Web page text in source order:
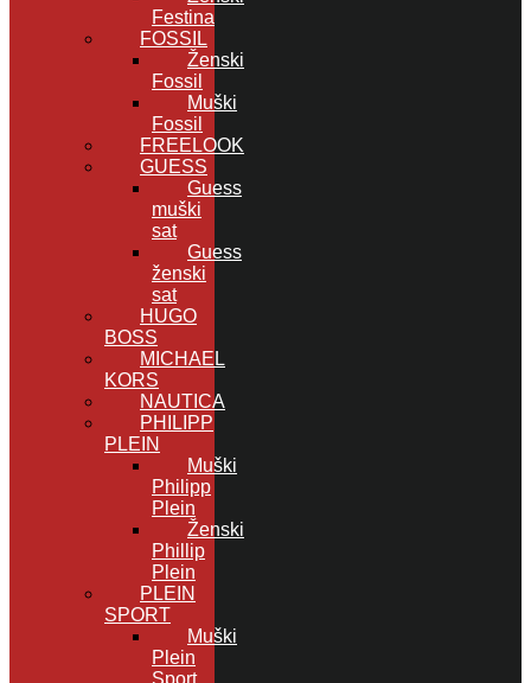
Festina
FOSSIL
Ženski
Fossil
Muški
Fossil
FREELOOK
GUESS
Guess
muški
sat
Guess
ženski
sat
HUGO
BOSS
MICHAEL
KORS
NAUTICA
PHILIPP
PLEIN
Muški
Philipp
Plein
Ženski
Phillip
Plein
PLEIN
SPORT
Muški
Plein
Sport